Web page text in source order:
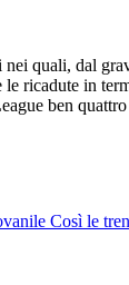
quali, dal
ricadute in
ben
Così le